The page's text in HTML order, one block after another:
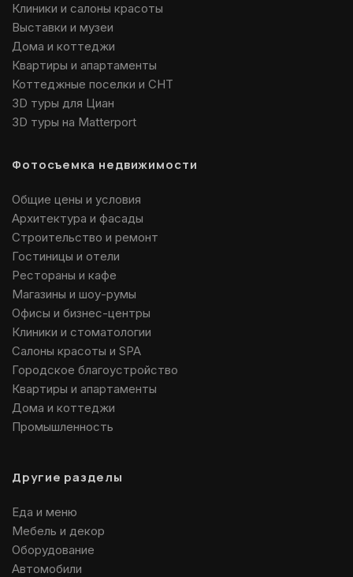
Клиники и салоны красоты
Выставки и музеи
Дома и коттеджи
Квартиры и апартаменты
Коттеджные поселки и СНТ
3D туры для Циан
3D туры на Matterport
Фотосъемка недвижимости
Общие цены и условия
Архитектура и фасады
Строительство и ремонт
Гостиницы и отели
Рестораны и кафе
Магазины и шоу-румы
Офисы и бизнес-центры
Клиники и стоматологии
Салоны красоты и SPA
Городское благоустройство
Квартиры и апартаменты
Дома и коттеджи
Промышленность
Другие разделы
Еда и меню
Мебель и декор
Оборудование
Автомобили